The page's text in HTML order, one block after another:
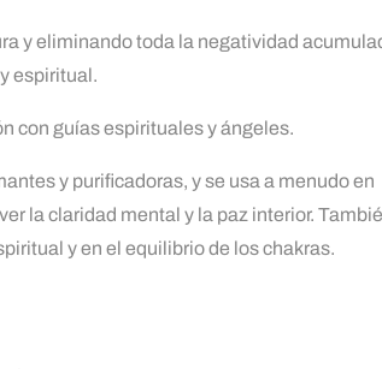
y eliminando toda la negatividad
espiritual.
con guías espirituales y ángeles.
y purificadoras, y se usa a menudo en
la claridad mental y la paz interior.
y en el equilibrio de los chakras.